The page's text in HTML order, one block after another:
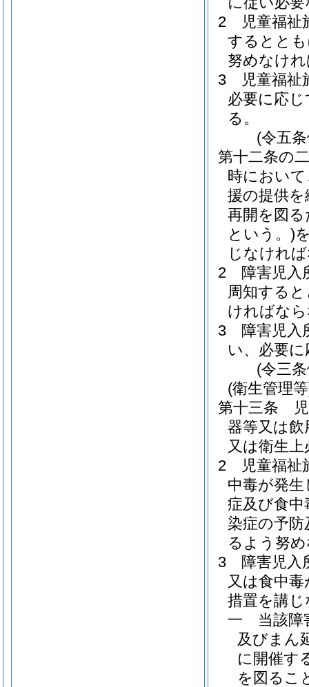
2
児童福
するとと
努めなけ
3
児童福
必要に応
る。
(令五
第十二条の二
時におい
援の提供
再開を図
という。)
じなけれ
2
障害児入
周知する
ければな
3
障害児入
い、必要
(令三
(衛生管理
第十三条
器等又は
又は衛生
2
児童福
中毒が発
症及び食
染症の予
るよう努
3
障害児入
又は食中
措置を講
一
当該
及びまん
に開催す
を図るこ